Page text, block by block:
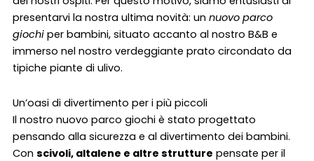
presentarvi la nostra ultima novità: un nuovo parco
giochi per bambini, situato accanto al nostro B&B e
immerso nel nostro verdeggiante prato circondato da
tipiche piante di ulivo.
Un’oasi di divertimento per i più piccoli
Il nostro nuovo parco giochi è stato progettato
pensando alla sicurezza e al divertimento dei bambini.
Con scivoli, altalene e altre strutture pensate per il